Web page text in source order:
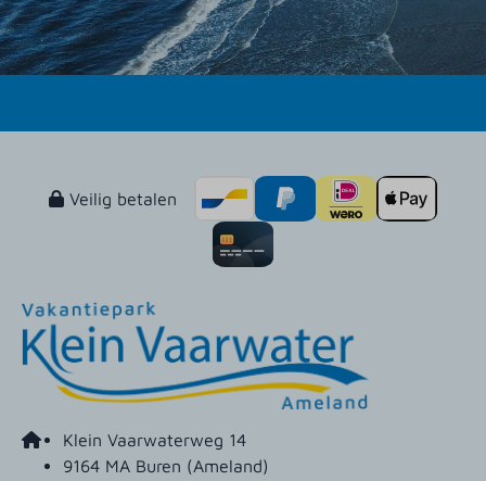
Veilig betalen
Klein Vaarwaterweg 14
9164 MA Buren (Ameland)